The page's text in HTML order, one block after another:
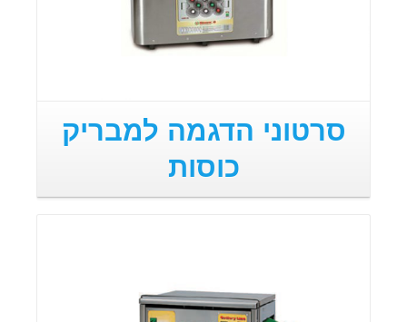
סרטוני הדגמה למבריק
כוסות